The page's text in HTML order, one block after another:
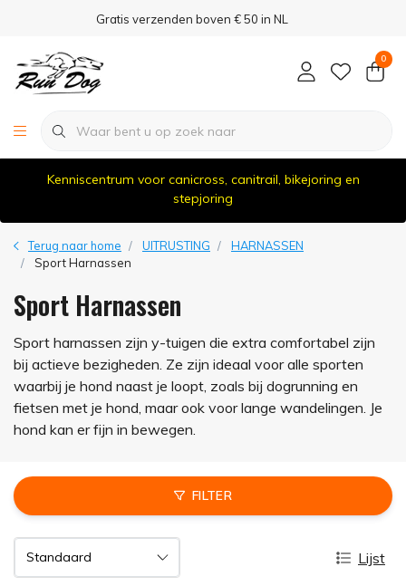
Gratis verzenden boven € 50 in NL
0
Kenniscentrum voor canicross, canitrail, bikejoring en
stepjoring
Terug naar home UITRUSTING
HARNASSEN
Sport Harnassen
Sport Harnassen
Sport harnassen zijn y-tuigen die extra comfortabel zijn
bij actieve bezigheden. Ze zijn ideaal voor alle sporten
waarbij je hond naast je loopt, zoals bij dogrunning en
fietsen met je hond, maar ook voor lange wandelingen. Je
hond kan er fijn in bewegen.
FILTER
Lijst